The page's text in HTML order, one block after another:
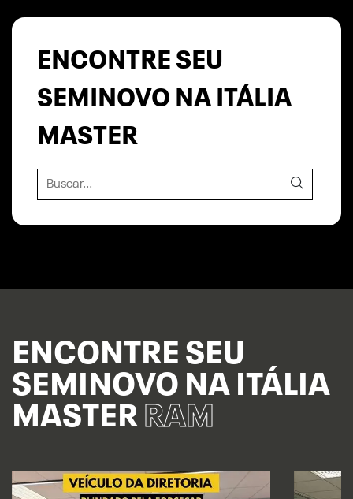
ENCONTRE SEU
SEMINOVO NA ITÁLIA
MASTER
ENCONTRE SEU
SEMINOVO NA ITÁLIA
MASTER RAM